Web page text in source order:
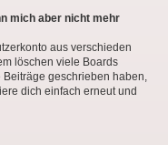
mich aber nicht mehr
aus verschieden
löschen viele Boards
geschrieben haben,
dich einfach erneut und